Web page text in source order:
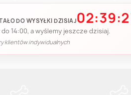
DO WYSYŁKI DZISIAJ
do 14:00, a wyślemy jeszcze dzisiaj.
klientów indywidualnych